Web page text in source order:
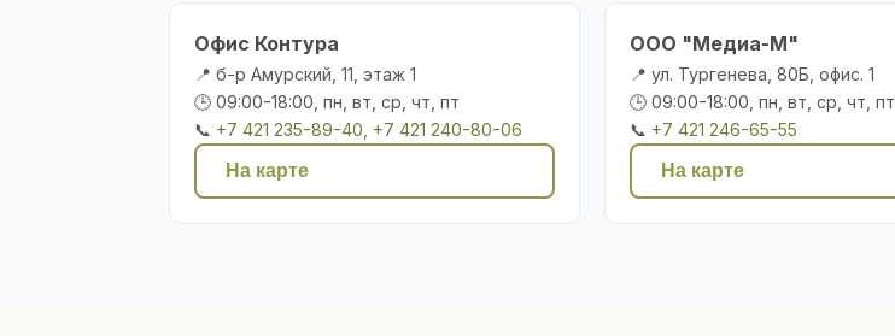
Офис Контура
📍 б-р Амурский, 11, этаж 1
🕒 09:00-18:00, пн, вт, ср, чт, пт
📞 +7 421 235-89-40, +7 421 240-80-06
На карте
ООО "Медиа-М"
📍 ул. Тургенева, 80Б, офис. 1
🕒 09:00-18:00, пн, вт, ср, чт, пт
📞 +7 421 246-65-55
На карте